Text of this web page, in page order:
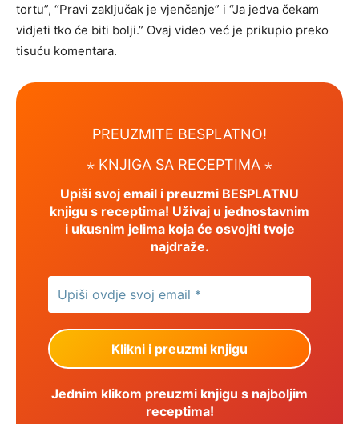
tortu”, “Pravi zaključak je vjenčanje” i “Ja jedva čekam
vidjeti tko će biti bolji.” Ovaj video već je prikupio preko
tisuću komentara.
PREUZMITE BESPLATNO!
⋆ KNJIGA SA RECEPTIMA ⋆
Upiši svoj email i preuzmi BESPLATNU
knjigu s receptima! Uživaj u jednostavnim
i ukusnim jelima koja će osvojiti tvoje
najdraže.
Jednim klikom preuzmi knjigu s najboljim
receptima!